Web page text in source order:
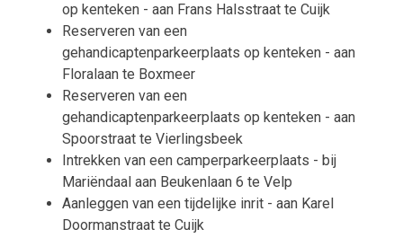
op kenteken - aan Frans Halsstraat te Cuijk
Reserveren van een
gehandicaptenparkeerplaats op kenteken - aan
Floralaan te Boxmeer
Reserveren van een
gehandicaptenparkeerplaats op kenteken - aan
Spoorstraat te Vierlingsbeek
Intrekken van een camperparkeerplaats - bij
Mariëndaal aan Beukenlaan 6 te Velp
Aanleggen van een tijdelijke inrit - aan Karel
Doormanstraat te Cuijk